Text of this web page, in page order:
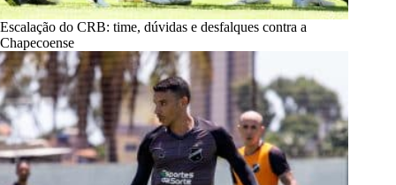
Escalação do CRB: time, dúvidas e desfalques contra a
Chapecoense